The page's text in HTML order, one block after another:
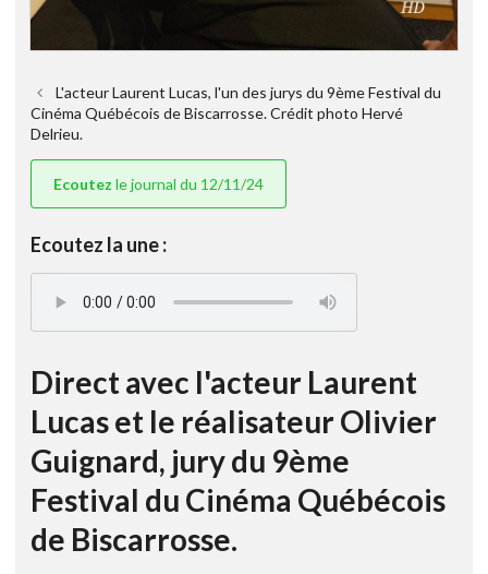
L'acteur Laurent Lucas, l'un des jurys du 9ème Festival du
Cinéma Québécois de Biscarrosse. Crédit photo Hervé
Delrieu.
Ecoutez le journal du 12/11/24
Ecoutez la une :
Direct avec l'acteur Laurent
Lucas et le réalisateur Olivier
Guignard, jury du 9ème
Festival du Cinéma Québécois
de Biscarrosse.